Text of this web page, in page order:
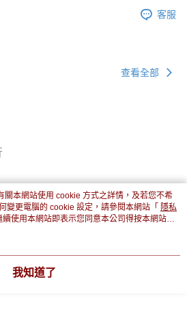
客服
查看全部
關本網站使用 cookie 方式之詳情，及若您不希
變更電腦的 cookie 設定，請參閱本網站「 隱私
續使用本網站即表示您同意本公司得按本網站使
。
我知道了